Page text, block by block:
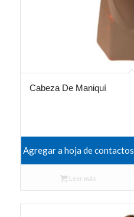
Cabeza De Maniquí
Agregar a hoja de contactos
Leer más